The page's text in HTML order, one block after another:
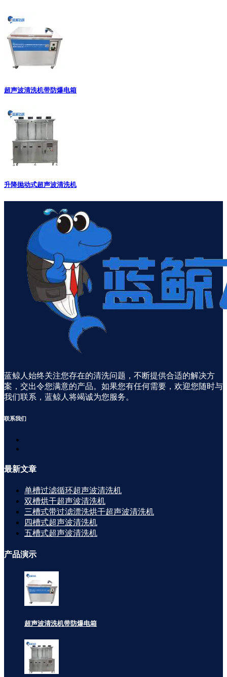
超声波清洗机带防爆电箱
升降抛动式超声波清洗机
蓝鲸人始终关注您存在的清洗问题，不断提供合适的解决方
案，交出令您满意的产品。如果您有任何需要，欢迎您随时与
我们联系，蓝鲸人将竭诚为您服务。
联系我们
最新文章
单槽过滤循环超声波清洗机
双槽烘干超声波清洗机
三槽式带过滤漂洗烘干超声波清洗机
四槽式超声波清洗机
五槽式超声波清洗机
产品演示
超声波清洗机带防爆电箱